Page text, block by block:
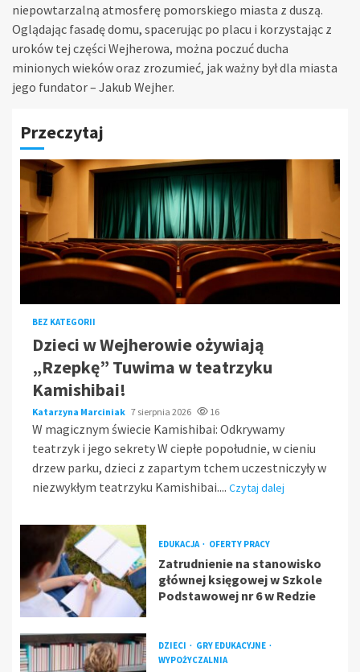
niepowtarzalną atmosferę pomorskiego miasta z duszą.
Oglądając fasadę domu, spacerując po placu i korzystając z
uroków tej części Wejherowa, można poczuć ducha
minionych wieków oraz zrozumieć, jak ważny był dla miasta
jego fundator – Jakub Wejher.
Przeczytaj
BEZ KATEGORII
Dzieci w Wejherowie ożywiają
„Rzepkę” Tuwima w teatrzyku
Kamishibai!
Katarzyna Marciniak 7 sierpnia 2026 16
W magicznym świecie Kamishibai: Odkrywamy
teatrzyk i jego sekrety W ciepłe popołudnie, w cieniu
drzew parku, dzieci z zapartym tchem uczestniczyły w
niezwykłym teatrzyku Kamishibai.... Czytaj dalej
EDUKACJA OFERTY PRACY
Zatrudnienie na stanowisko
głównej księgowej w Szkole
Podstawowej nr 6 w Redzie
DZIECI
GRY EDUKACYJNE
WYPOŻYCZALNIA